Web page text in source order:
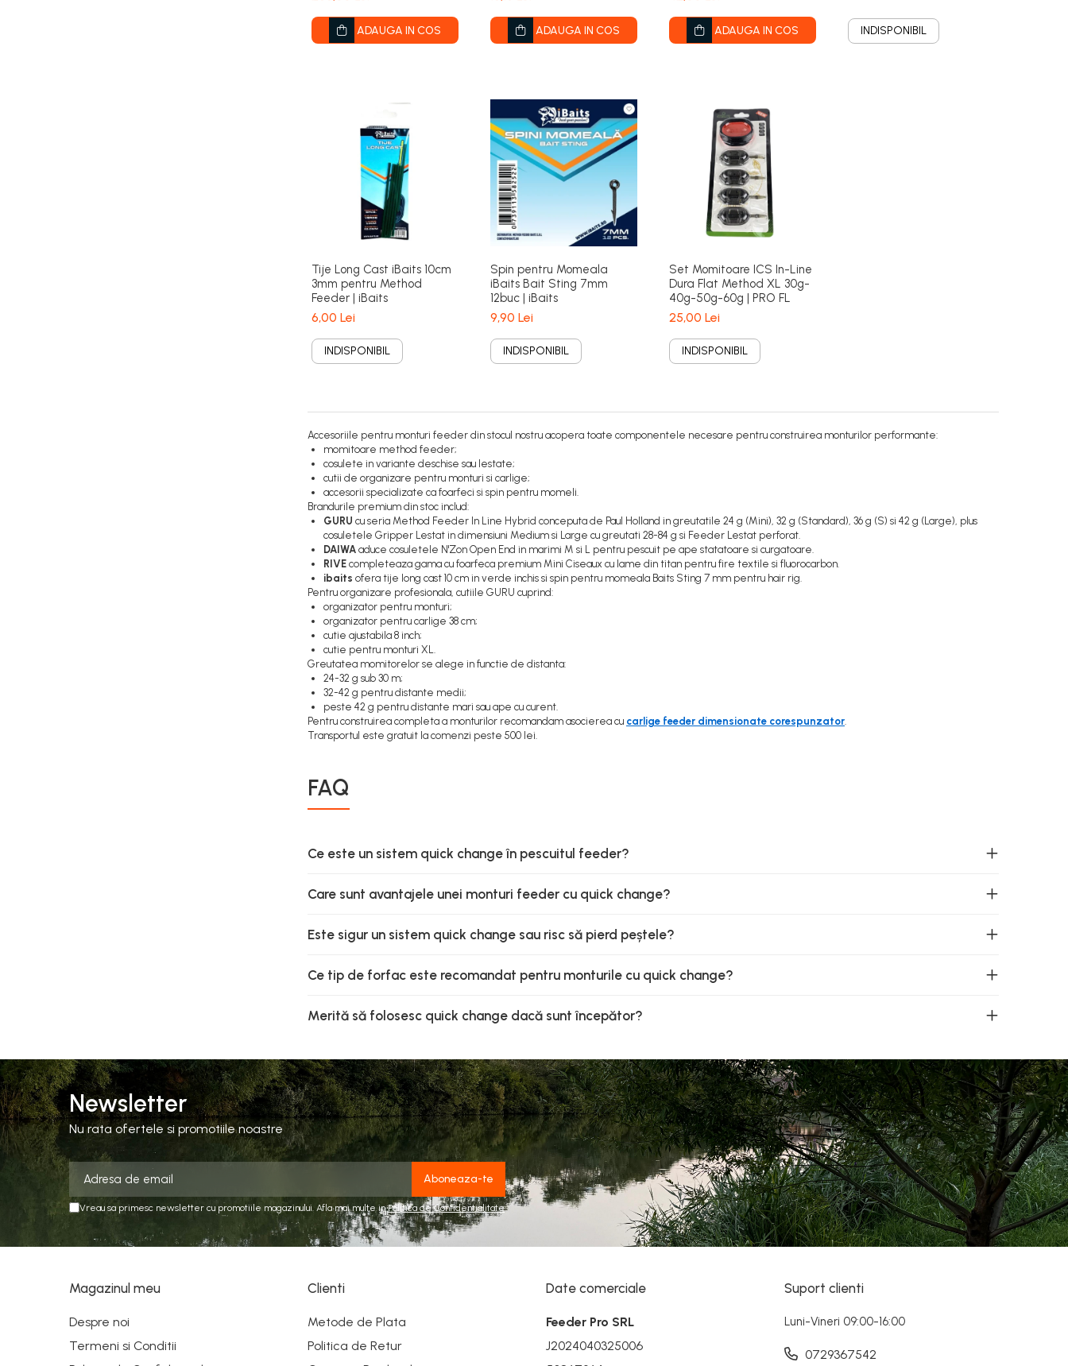
ADAUGA IN COS ADAUGA IN COS ADAUGA IN COS INDISPONIBIL
Tije Long Cast iBaits 10cm
3mm pentru Method
Feeder | iBaits
6,00 Lei
INDISPONIBIL
Spin pentru Momeala
iBaits Bait Sting 7mm
12buc | iBaits
9,90 Lei
INDISPONIBIL
Set Momitoare ICS In-Line
Dura Flat Method XL 30g-
40g-50g-60g | PRO FL
25,00 Lei
INDISPONIBIL
Accesoriile pentru monturi feeder din stocul nostru acopera toate componentele necesare pentru construirea monturilor performante:
momitoare method feeder;
cosulete in variante deschise sau lestate;
cutii de organizare pentru monturi si carlige;
accesorii specializate ca foarfeci si spin pentru momeli.
Brandurile premium din stoc includ:
GURU cu seria Method Feeder In Line Hybrid conceputa de Paul Holland in greutatile 24 g (Mini), 32 g (Standard), 36 g (S) si 42 g (Large), plus
cosuletele Gripper Lestat in dimensiuni Medium si Large cu greutati 28-84 g si Feeder Lestat perforat.
DAIWA aduce cosuletele N'Zon Open End in marimi M si L pentru pescuit pe ape statatoare si curgatoare.
RIVE completeaza gama cu foarfeca premium Mini Ciseaux cu lame din titan pentru fire textile si fluorocarbon.
ibaits ofera tije long cast 10 cm in verde inchis si spin pentru momeala Baits Sting 7 mm pentru hair rig.
Pentru organizare profesionala, cutiile GURU cuprind:
organizator pentru monturi;
organizator pentru carlige 38 cm;
cutie ajustabila 8 inch;
cutie pentru monturi XL.
Greutatea momitorelor se alege in functie de distanta:
24-32 g sub 30 m;
32-42 g pentru distante medii;
peste 42 g pentru distante mari sau ape cu curent.
Pentru construirea completa a monturilor recomandam asocierea cu carlige feeder dimensionate corespunzator.
Transportul este gratuit la comenzi peste 500 lei.
FAQ
Ce este un sistem quick change în pescuitul feeder?
Care sunt avantajele unei monturi feeder cu quick change?
Este sigur un sistem quick change sau risc să pierd peștele?
Ce tip de forfac este recomandat pentru monturile cu quick change?
Merită să folosesc quick change dacă sunt începător?
Newsletter
Nu rata ofertele si promotiile noastre
Vreau sa primesc newsletter cu promotiile magazinului. Afla mai multe inPolitica de Confidentialitate
Magazinul meu
Despre noi
Termeni si Conditii
Clienti
Metode de Plata
Politica de Retur
Date comerciale
Feeder Pro SRL
J2024040325006
Suport clienti
Luni-Vineri 09:00-16:00
0729367542